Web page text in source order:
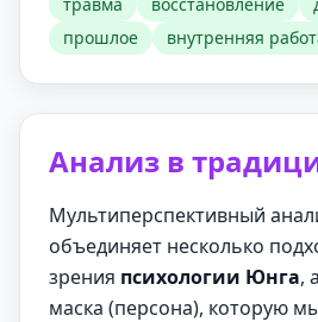
прошлое
внутренняя
Анализ в
Мультиперспективный
объединяет несколько
зрения психологии Юнга,
маска (персона), которую